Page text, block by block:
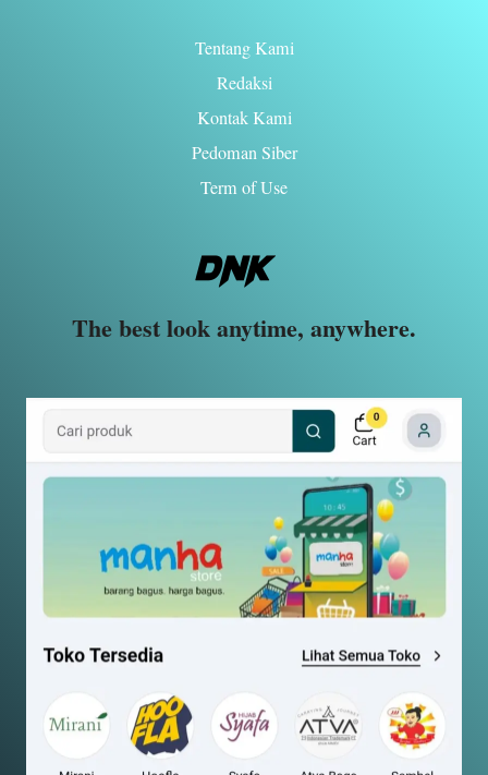
Tentang Kami
Redaksi
Kontak Kami
Pedoman Siber
Term of Use
The best look anytime, anywhere.